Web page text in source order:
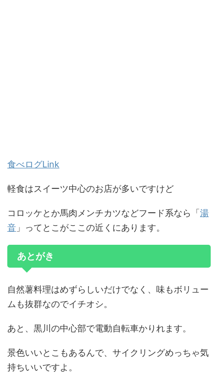
食べログLink
軽食はスイーツ中心のお店が多いですけど
コロッケとか馬肉メンチカツなどフード系なら「 湯
音 」ってとこがここの近くにあります。
あとがき
自然薯料理はめずらしいだけでなく、味もボリュー
ムも抜群なのでイチオシ。
あと、黒川の中心部で電動自転車かりれます。
景色いいとこもあるんで、サイクリングめっちゃ気
持ちいいですよ。